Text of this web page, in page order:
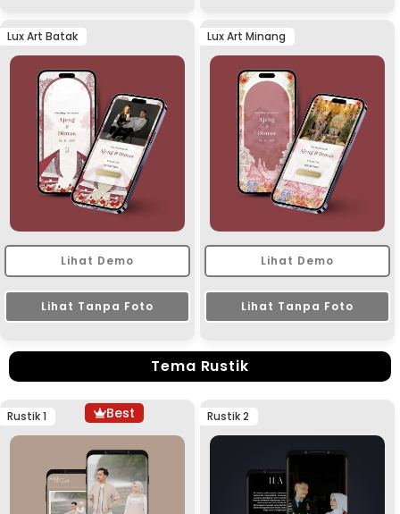
Lihat Demo
Lihat Tanpa Foto
Lux Art Batak
Lihat Demo
Lihat Tanpa Foto
Lux Art Minang
Tema Rustik
Rustik 1 Best Rustik 2